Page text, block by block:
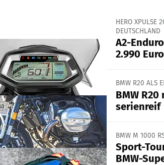
HERO XPULSE
DEUTSCHLAND
A2-
2.990 Euro
BMW R20 ALS
BMW
serienreif
BMW M 1000
Sport-
BMW-